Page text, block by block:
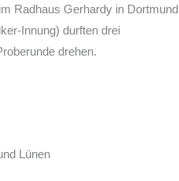
Radhaus Gerhardy in Dortmund
Innung) durften drei
drehen.
Lünen